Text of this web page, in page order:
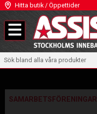
Meny
Hitta butik / Öppettider
SAMARBETSFÖRENINGAR